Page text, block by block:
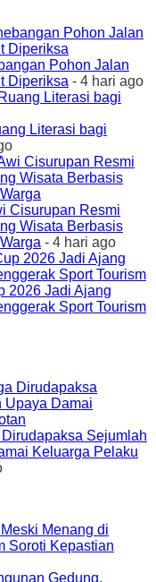
Pohon Jalan
Diperiksa - 4 hari ago
Literasi bagi
Cisurupan Resmi
Wisata Berbasis
- 4 hari ago
2026 Jadi Ajang
Sport Tourism
Sejumlah
Keluarga Pelaku
Menang di
Soroti Kepastian